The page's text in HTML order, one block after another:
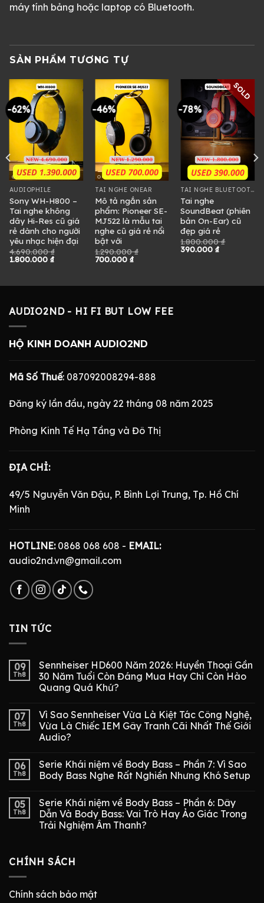
máy tính bảng hoặc laptop có Bluetooth.
SẢN PHẨM TƯƠNG TỰ
-62%
AUDIOPHILE
Sony WH-H800 –
Tai nghe không
dây Hi-Res cũ giá
rẻ dành cho người
yêu nhạc hiện đại
4.690.000₫
Giá
1.800.000 ₫Giá
1.800.000 ₫.
-46%
TAI NGHE ONEAR
Mô tả ngắn sản
phẩm: Pioneer SE-
MJ522 là mẫu tai
nghe cũ giá rẻ nổi
bật với
1.290.000₫
Giá
700.000₫Giá
700.000 ₫.
-78%
SOLD
TAI NGHE BLUETOOTH
Tai nghe
SoundBeat (phiên
bản On-Ear) cũ
đẹp giá rẻ
1.800.000₫
Giá
390.000₫Giá
AUDIO2ND - HI FI BUT LOW FEE
HỘ KINH DOANH AUDIO2ND
Mã Số Thuế: 087092008294-888
Đăng ký lần đầu, ngày 22 tháng 08 năm 2025
Phòng Kinh Tế Hạ Tầng và Đô Thị
ĐỊA CHỈ:
49/5 Nguyễn Văn Đậu, P. Bình Lợi Trung, Tp. Hồ Chí
Minh
HOTLINE:0868 068 608 - EMAIL:
audio2nd.vn@gmail.com
TIN TỨC
09
Th8
Sennheiser HD600 Năm 2026: Huyền Thoại Gần
30 Năm Tuổi Còn Đáng Mua Hay Chỉ Còn Hào
Quang Quá Khứ?
07
Th8
Vì Sao Sennheiser Vừa Là Kiệt Tác Công Nghệ,
Vừa Là Chiếc IEM Gây Tranh Cãi Nhất Thế Giới
Audio?
06
Th8
Serie Khái niệm về Body Bass – Phần 7: Vì Sao
Body Bass Nghe Rất Nghiền Nhưng Khó Setup
05
Th8
Serie Khái niệm về Body Bass – Phần 6: Dây
Dẫn Và Body Bass: Vai Trò Hay Ảo Giác Trong
Trải Nghiệm Âm Thanh?
CHÍNH SÁCH
Chính sách bảo mật